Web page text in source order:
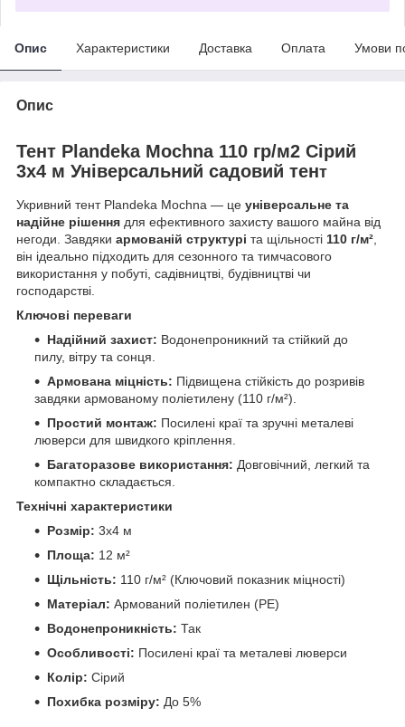
Опис Характеристики Доставка Оплата Умови
Опис
Тент Plandeka Мосhnа 110 гр/м2 Сірий
3х4 м Універсальний садовий тент
Укривний тент Plandeka Mochna — це універсальне та
надійне рішення для ефективного захисту вашого майна від
негоди. Завдяки армованій структурі та щільності 110 г/м²
він ідеально підходить для сезонного та тимчасового
використання у побуті, садівництві, будівництві чи
господарстві.
Ключові переваги
Надійний захист: Водонепроникний та стійкий до
пилу, вітру та сонця.
Армована міцність: Підвищена стійкість до розривів
завдяки армованому поліетилену (110 г/м²).
Простий монтаж: Посилені краї та зручні металеві
люверси для швидкого кріплення.
Багаторазове використання: Довговічний, легкий та
компактно складається.
Технічні характеристики
Розмір: 3х4 м
Площа: 12 м²
Щільність: 110 г/м² (Ключовий показник міцності)
Матеріал: Армований поліетилен (PE)
Водонепроникність: Так
Особливості: Посилені краї та металеві люверси
Колір: Сірий
Похибка розміру: До 5%